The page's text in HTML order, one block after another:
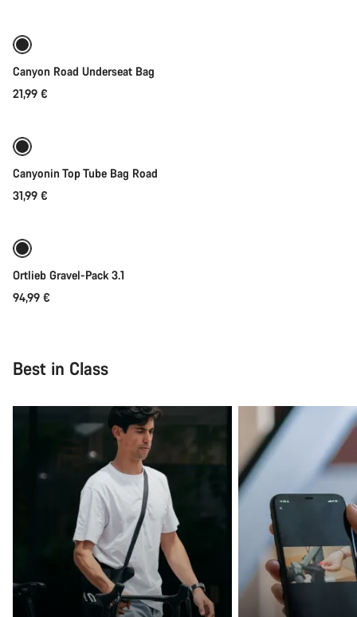
Canyon Road Underseat Bag
21,99 €
Canyonin Top Tube Bag Road
31,99 €
Ortlieb Gravel-Pack 3.1
94,99 €
Best in Class